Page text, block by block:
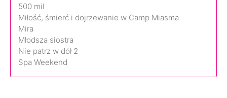
500 mil
Miłość, śmierć i dojrzewanie w Camp Miasma
Mira
Młodsza siostra
Nie patrz w dół 2
Spa Weekend